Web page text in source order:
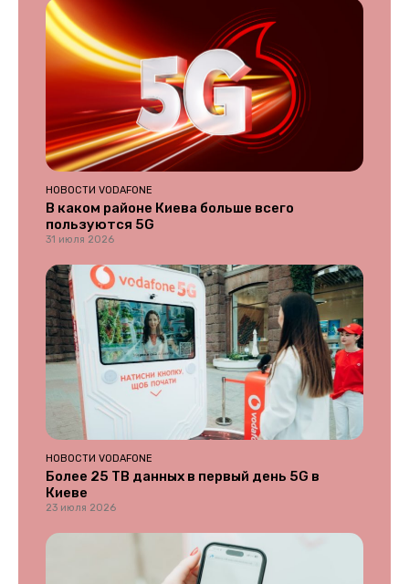
НОВОСТИ VODAFONE
В каком районе Киева больше всего
пользуются 5G
31 июля 2026
НОВОСТИ VODAFONE
Более 25 ТВ данных в первый день 5G в
Киеве
23 июля 2026